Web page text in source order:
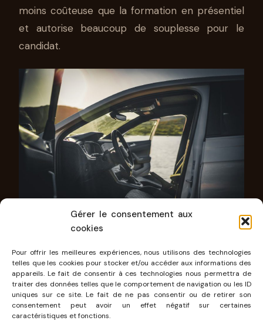
Gérer le consentement aux
cookies
Pour offrir les meilleures expériences, nous utilisons des technologies
telles que les cookies pour stocker et/ou accéder aux informations des
appareils. Le fait de consentir à ces technologies nous permettra de
traiter des données telles que le comportement de navigation ou les ID
uniques sur ce site. Le fait de ne pas consentir ou de retirer son
consentement peut avoir un effet négatif sur certaines
caractéristiques et fonctions.
moins coûteuse que la formation en présentiel
et autorise beaucoup de souplesse pour le
candidat.
LE PERMIS DE CONDUIRE, UN
RÊVE À PORTÉE DE MAIN AVEC